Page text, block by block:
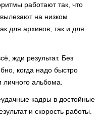
работают так, что
на низком
для архивов, так и для
жди результат. Без
когда надо быстро
личного альбома.
кадры в достойные
и скорость работы.